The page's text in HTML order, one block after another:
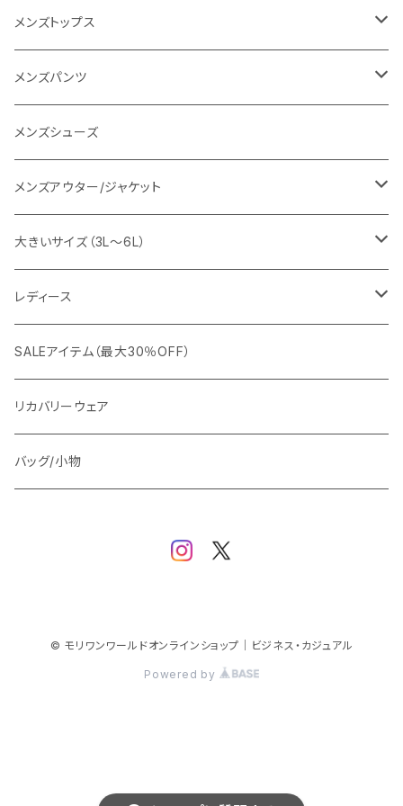
go slow caravan
SY32 by SWEET YEARS
URBAN SQUARE
EDWIN
snow peak
G-stage
TETEHOMME
TAION
レディース
スーツ
カジュアルセットアップ
スラックス
ワイシャツ
シューズ
フォーマル
Tシャツ/ポロシャツ
メンズトップス
Tシャツ/カットソー
シャツ/ポロシャツ
パーカー/スウェット
ニット
メンズパンツ
デニムパンツ
イージーパンツ
スラックス
メンズシューズ
メンズアウター/ジャケット
ジャケット
カジュアルジャケット
ビジネスジャケット
ブルゾン
コート
マウンテンパーカー/アウトドア
ダウン / 中綿アウター
大きいサイズ（3L～6L）
ビジネス
セットアップ
ワイシャツ
カジュアル
ニット/Tシャツ/カットソー
スウェット/パーカー
アウター
レディース
アウター
トップス（ブラウス/カットソー）
ジャケット
SALEアイテム（最大30％OFF）
リカバリーウェア
バッグ/小物
© モリワンワールドオンラインショップ｜ビジネス・カジュアル
Powered by